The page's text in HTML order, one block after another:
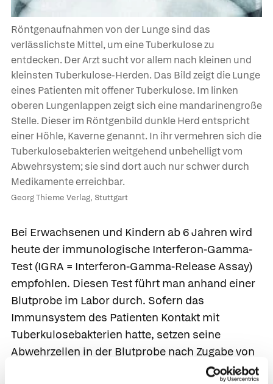
Röntgenaufnahmen von der Lunge sind das
verlässlichste Mittel, um eine Tuberkulose zu
entdecken. Der Arzt sucht vor allem nach kleinen und
kleinsten Tuberkulose-Herden. Das Bild zeigt die Lunge
eines Patienten mit offener Tuberkulose. Im linken
oberen Lungenlappen zeigt sich eine mandarinengroße
Stelle. Dieser im Röntgenbild dunkle Herd entspricht
einer Höhle, Kaverne genannt. In ihr vermehren sich die
Tuberkulosebakterien weitgehend unbehelligt vom
Abwehrsystem; sie sind dort auch nur schwer durch
Medikamente erreichbar.
Georg Thieme Verlag, Stuttgart
Bei Erwachsenen und Kindern ab 6 Jahren wird
heute der immunologische Interferon-Gamma-
Test (IGRA = Interferon-Gamma-Release Assay)
empfohlen. Diesen Test führt man anhand einer
Blutprobe im Labor durch. Sofern das
Immunsystem des Patienten Kontakt mit
Tuberkulosebakterien hatte, setzen seine
Abwehrzellen in der Blutprobe nach Zugabe von
Tuberkulose-Antigenen Interferon-Gamma frei.